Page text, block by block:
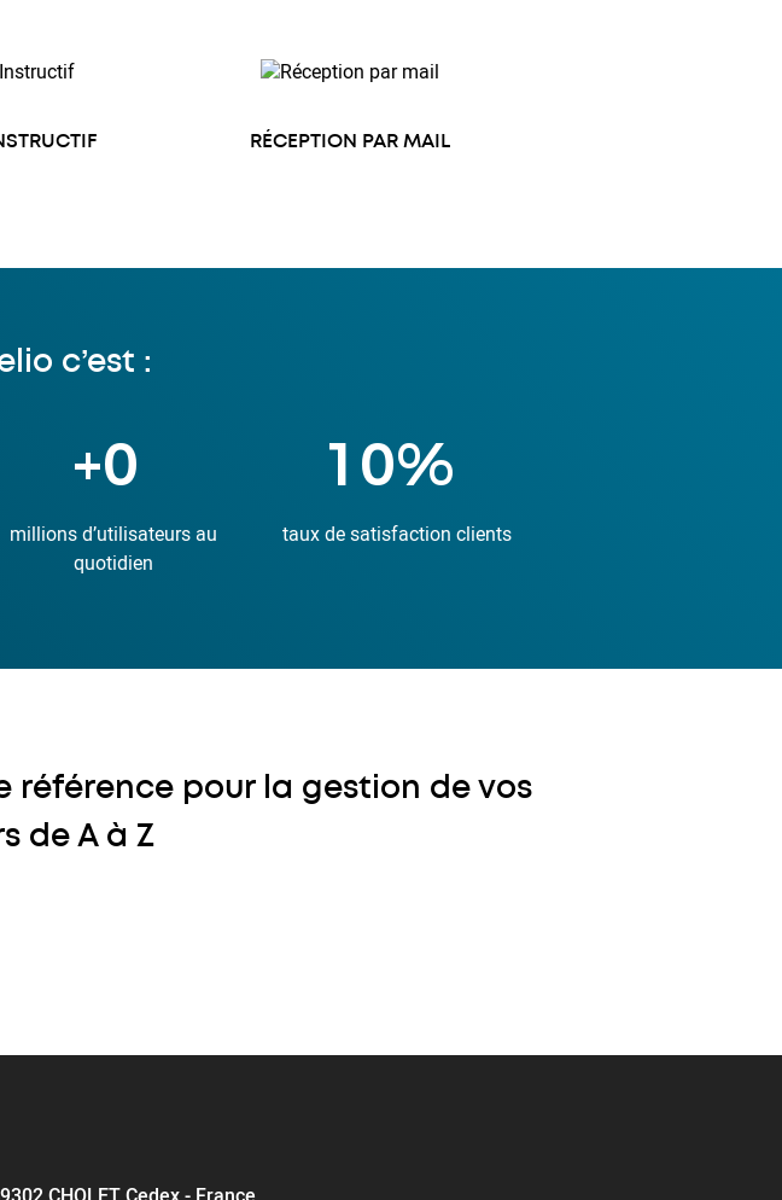
RÉCEPTION PAR MAIL
c’est :
+1
millions d’utilisateurs au
quotidien
33%
taux de satisfaction clients
référence pour la gestion de vos
de A à Z